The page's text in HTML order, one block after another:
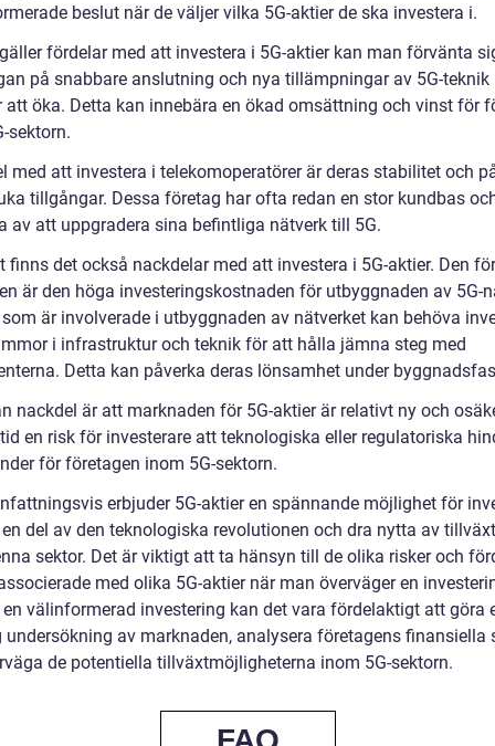
beslut när de väljer vilka 5G-aktier de ska investera i.
fördelar med att investera i 5G-aktier kan man förvänta
på snabbare anslutning och nya tillämpningar av 5G-teknik
att öka. Detta kan innebära en ökad omsättning och vinst för
sektorn.
med att investera i telekomoperatörer är deras stabilitet och
tillgångar. Dessa företag har ofta redan en stor kundbas
av att uppgradera sina befintliga nätverk till 5G.
finns det också nackdelar med att investera i 5G-aktier. Den
är den höga investeringskostnaden för utbyggnaden av 5G-
är involverade i utbyggnaden av nätverket kan behöva
i infrastruktur och teknik för att hålla jämna steg med
Detta kan påverka deras lönsamhet under
nackdel är att marknaden för 5G-aktier är relativt ny och
en risk för investerare att teknologiska eller regulatoriska
för företagen inom 5G-sektorn.
erbjuder 5G-aktier en spännande möjlighet för
del av den teknologiska revolutionen och dra nytta av
sektor. Det är viktigt att ta hänsyn till de olika risker och
med olika 5G-aktier när man överväger en
välinformerad investering kan det vara fördelaktigt att göra
undersökning av marknaden, analysera företagens finansiella
de potentiella tillväxtmöjligheterna inom 5G-sektorn.